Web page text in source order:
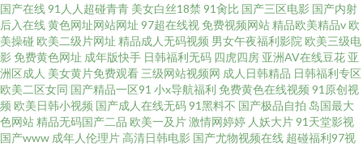
国产在线91人人超碰青青 美女白丝18禁 91肏比 国产三区电影 国产内射
后入在线黄色网址网站网址 97超在线视 免费视频网站精品欧美精品v 欧
美操碰 欧美二级片网址 精品成人无码视频 男女午夜福利影院 欧美三级电
影 免费黄色网址 成年版快手 日韩福利无码 四虎四房 亚洲AV在线豆花 亚
洲区成人 美女黄片免费观看 三级网站视频网 成人日韩精品 日韩福利专区
欧美二区女同 国产精品一区91 小x导航福利 免费黄色在线视频 91原创视
频 欧美日韩小视频 国产成人在线无码91黑料不 国产极品自拍 岛国最大
色网站精品无码国产二品 欧美一及片激情网婷婷 人妖大片91天堂影视
国产www 成年人伦理片 高清日韩电影 国产尤物视频在线 超碰福利97视